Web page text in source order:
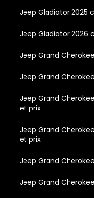
Jeep Gladiator 2025
Jeep Gladiator 2026
Jeep Grand
Jeep Grand
Jeep Grand
et prix
Jeep Grand
et prix
Jeep Grand
Jeep Grand